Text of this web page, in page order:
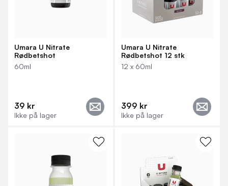
Umara U Nitrate
Rødbetshot
60ml
39 kr
Ikke på lager
Umara U Nitrate
Rødbetshot 12 stk
12 x 60ml
399 kr
Ikke på lager